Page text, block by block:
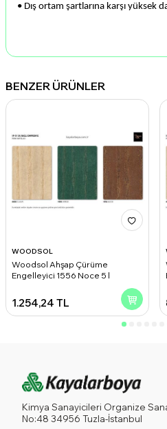
• Dış ortam şartlarına karşı yüksek
BENZER ÜRÜNLER
WOODSOL
Woodsol Ahşap Çürüme
Engelleyici 1556 Noce 5 l
1.254,24 TL
Kimya Sanayicileri Organize
No:48 34956 Tuzla-İstanbul